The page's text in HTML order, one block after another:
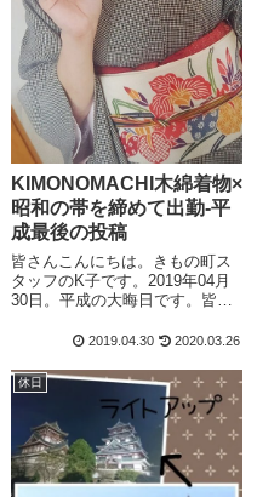
KIMONOMACHI木綿着物×
昭和の帯を締めて出勤-平
成最後の投稿
皆さんこんにちは。きもの町ス
タッフのK子です。2019年04月
30日。平成の大晦日です。皆さ
うか。K子は昭和63年生まれ
め、とても感慨深いものがあり
ます。今晩は平成と自分の人生
を振り...
2019.04.30 2020.03.26
休日